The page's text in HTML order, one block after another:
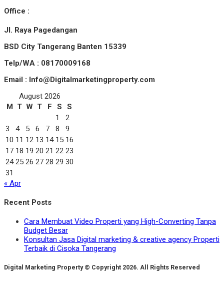
Office :
Jl. Raya Pagedangan
BSD City Tangerang Banten 15339
Telp/WA : 08170009168
Email : Info@Digitalmarketingproperty.com
August 2026
M
T W T F S
S
1
2
3
4 5 6 7 8
9
10 11 12 13 14 15 16
17 18 19 20 21 22 23
24 25 26 27 28 29 30
31
« Apr
Recent Posts
Cara Membuat Video Properti yang High-Converting Tanpa
Budget Besar
Konsultan Jasa Digital marketing & creative agency Properti
Terbaik di Cisoka Tangerang
Digital Marketing Property © Copyright 2026. All Rights Reserved